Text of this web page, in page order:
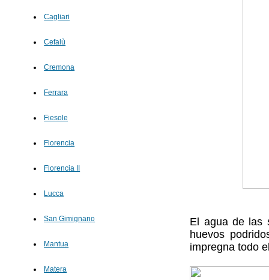
Cagliari
Cefalù
Cremona
Ferrara
Fiesole
Florencia
Florencia II
Lucca
San Gimignano
Mantua
Matera
El agua de las
huevos
impregna todo